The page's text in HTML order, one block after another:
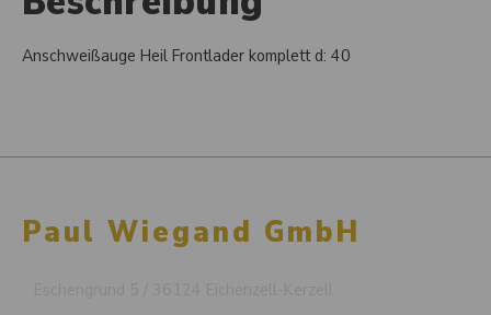
Anschweißauge Heil Frontlader komplett d: 40
Paul Wiegand GmbH